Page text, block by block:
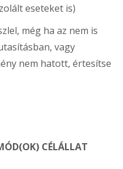
eseteket is)
még ha az nem is
vagy
nem hatott, értesítse
CÉLÁLLAT